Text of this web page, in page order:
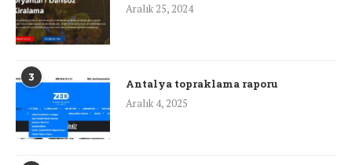
Aralık 25, 2024
3
Antalya topraklama raporu
Aralık 4, 2025